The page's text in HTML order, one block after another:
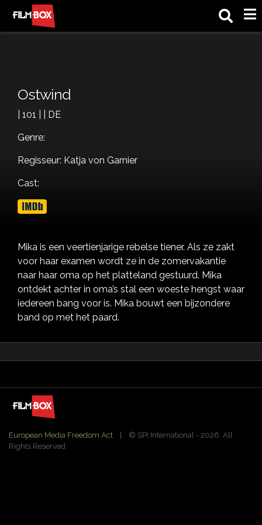
Ostwind
| 101 | | DE
Genre:
Regisseur: Katja von Garnier
Cast:
Mika is een veertienjarige rebelse tiener. Als ze zakt
voor haar examen wordt ze in de zomervakantie
naar haar oma op het platteland gestuurd. Mika
ontdekt achter in oma’s stal een woeste hengst waar
iedereen bang voor is. Mika bouwt een bijzondere
band op met het paard.
European Media Freedom Act | ©️ SPI International - 2026. All
Rights Reserved